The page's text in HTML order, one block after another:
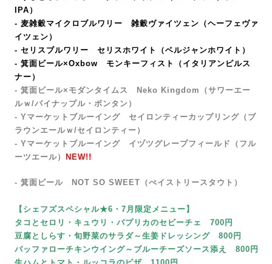
IPA）
- 麦雑穀マイクロブルワリー 雑穀ヴァイツェン（ヘーフェヴァ
イツェン）
- セリスブルワリー セリスホワイト（ベルジャンホワイト）
- 箕面ビール×Oxbow モンキーフィスト
（イタリアンピルス
ナー）
- 箕面ビール×モダンタイムス Neko Kingdom（サワーエー
ルｗ/パイナップル・ボンタン）
- Yマーケットブルーイング セイロンティーカップリング（ブ
ラウンエールｗ/セイロンティー）
- Yマーケットブルーイング イヅツグレープフィールド
（フル
ーツエール）
NEW!!
- 箕面ビール NOT SO SWEET（ぺイストリースタウト）
【シェフズスペシャル★6・7月限定メニュー】
タコとセロリ・キュウリ・パプリカのセビーチェ 700円
豆腐としらす・旬野菜のサラダ～生姜ドレッシング 800円
バッファローチキンウイング～ブルーチーズソース添え 800円